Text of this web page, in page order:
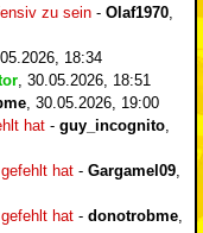
zu sein - Olaf1970
18:34
30.05.2026, 18:51
30.05.2026, 19:00
hat - guy_incognito
hat - Gargamel09
hat - donotrobme